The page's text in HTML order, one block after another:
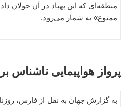
منطقه‌ای که این پهپاد در آن جولان
ممنوع» به شمار می‌رود.
پرواز هواپیمایی ناشناس
به گزارش جهان به نقل از فارس،